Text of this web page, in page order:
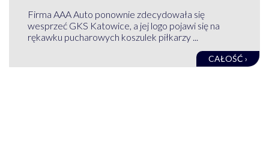
Firma AAA Auto ponownie zdecydowała się
wesprzeć GKS Katowice, a jej logo pojawi się na
rękawku pucharowych koszulek piłkarzy ...
CAŁOŚĆ ›